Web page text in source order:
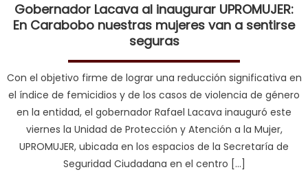
Gobernador Lacava al inaugurar UPROMUJER:
En Carabobo nuestras mujeres van a sentirse
seguras
Con el objetivo firme de lograr una reducción significativa en
el índice de femicidios y de los casos de violencia de género
en la entidad, el gobernador Rafael Lacava inauguró este
viernes la Unidad de Protección y Atención a la Mujer,
UPROMUJER, ubicada en los espacios de la Secretaría de
Seguridad Ciudadana en el centro […]